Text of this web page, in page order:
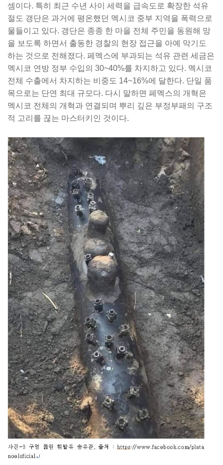
셈이다. 특히 최근 수년 사이 세력을 급속도로 확장한 석유
절도 갱단은 과거에 평온했던 멕시코 중부 지역을 폭력으로
물들이고 있다. 갱단은 종종 한 마을 전체 주민을 동원해 망
을 보도록 하면서 출동한 경찰의 현장 접근을 아예 막기도
하는 것으로 전해졌다. 페멕스에 부과되는 석유 관련 세금은
멕시코 연방 정부 수입의 30~40%를 차지하고 있다. 멕시코
전체 수출에서 차지하는 비중도 14~16%에 달한다. 단일 품
목으로는 단연 최대 규모다. 다시 말하면 페멕스의 개혁은
멕시코 전체의 개혁과 연결되며 뿌리 깊은 부정부패의 구조
적 고리를 끊는 마스터키인 것이다.